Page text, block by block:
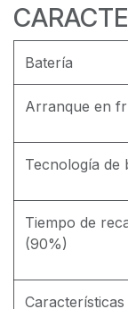
Batería
Arranque en
Tecnología de
Tiempo de
(90%)
Características